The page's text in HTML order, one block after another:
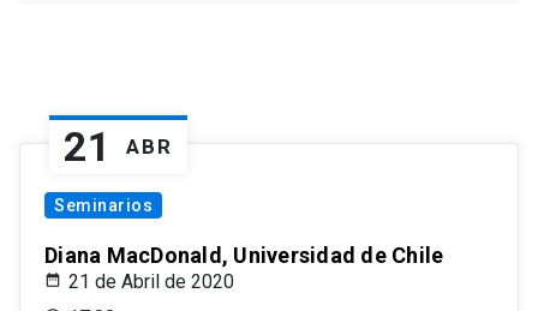
21 ABR
Seminarios
Diana MacDonald, Universidad de Chile
21 de Abril de 2020